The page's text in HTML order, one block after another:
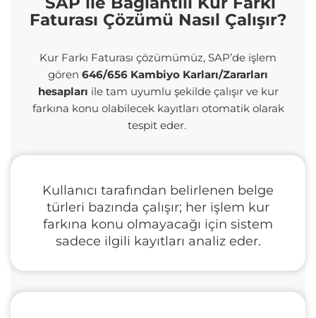
Faturası Çözümü Nasıl Çalışır?
Kur Farkı Faturası çözümümüz, SAP’de işlem
gören 646/656 Kambiyo Karları/Zararları
hesapları ile tam uyumlu şekilde çalışır ve kur
farkına konu olabilecek kayıtları otomatik olarak
tespit eder.
Kullanıcı tarafından belirlenen belge
türleri bazında çalışır; her işlem kur
farkına konu olmayacağı için sistem
sadece ilgili kayıtları analiz eder.